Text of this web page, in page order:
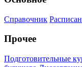
Справочник
Прочее
Подготовительные